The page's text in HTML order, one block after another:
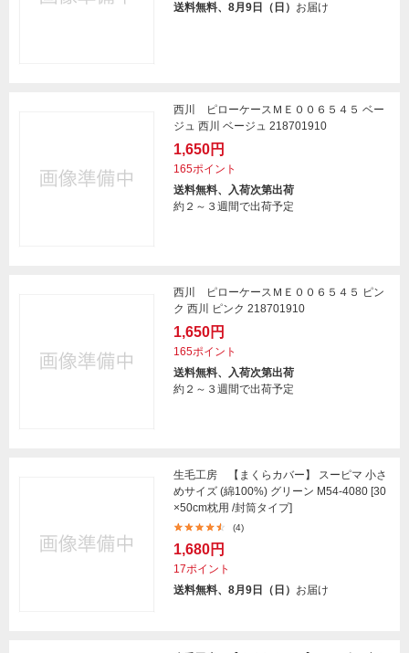
送料無料、8月9日（日） お届け
西川 ピローケースＭＥ００６５４５ ベー
ジュ 西川 ベージュ 218701910
1,650円
165ポイント
送料無料、入荷次第出荷
約２～３週間で出荷予定
西川 ピローケースＭＥ００６５４５ ピン
ク 西川 ピンク 218701910
1,650円
165ポイント
送料無料、入荷次第出荷
約２～３週間で出荷予定
生毛工房 【まくらカバー】 スーピマ 小さ
めサイズ (綿100%) グリーン M54-4080 [30
×50cm枕用 /封筒タイプ]
(4)
1,680円
17ポイント
送料無料、8月9日（日） お届け